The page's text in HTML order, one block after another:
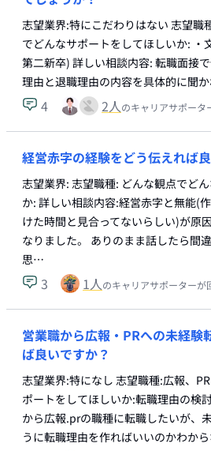
志望業界:特にこだわりはない 志望職
でどんなサポートをしてほしいか: ・
第二新卒) 詳しい相談内容: 転職面接
理由と退職理由の内容を具体的に聞
4 2人のキャリアサポータ
経営赤字の経験をどう伝えれば
志望業界: 志望職種: どんな観点でど
か: 詳しい相談内容:経営赤字と無能(
けた時間と見合ってないらしい)が原
なりました。 ありのまま話したら間
思…
3 1人のキャリアサポーターが
営業職から広報・PRへの未経験
ば良いですか？
志望業界:特になし 志望職種:広報、
ポートをしてほしいか:転職理由の検
から広報.prの職種に転職したいが、
うに転職理由を作ればいいのかわか